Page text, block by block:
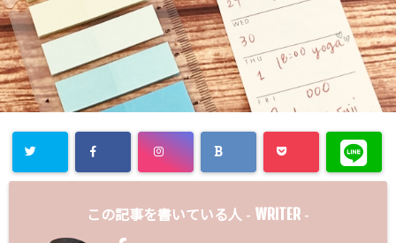
この記事を書いている人 - WRITER -